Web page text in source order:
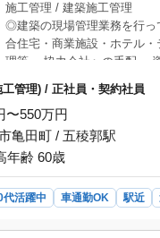
もあるため、生活環境を
理なく働ける体制が整っ
です。
施工管理 / 建築施工管理
◎建築の現場管理業務を行っ
合住宅・商業施設・ホテル
理等 ・協力会社への手配 ・
方もご安心ください！
管理) / 正社員・契約社員
〜550万円
亀田町 / 五稜郭駅
年齢 60歳
代活躍中 車通勤OK 駅近